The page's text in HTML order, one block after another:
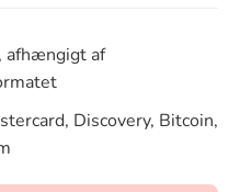
afhængigt af
Discovery, Bitcoin,